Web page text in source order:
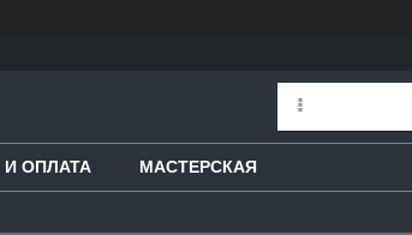
ОПЛАТА МАСТЕРСКАЯ